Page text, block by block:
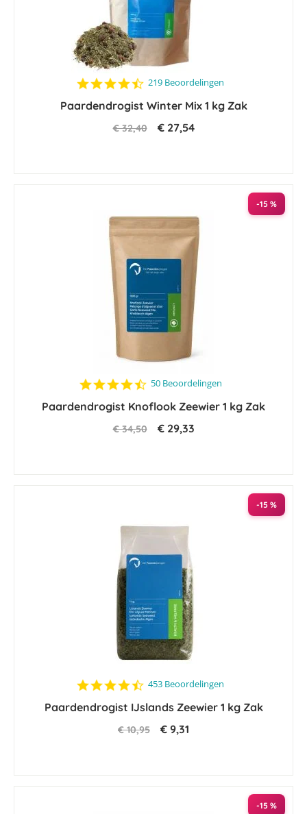
4.5
rating
219 Beoordelingen
Paardendrogist Winter Mix 1 kg Zak
€ 32,40 € 27,54
-15 %
4.6
rating
50 Beoordelingen
Paardendrogist Knoflook Zeewier 1 kg Zak
€ 34,50 € 29,33
-15 %
4.5
rating
453 Beoordelingen
Paardendrogist IJslands Zeewier 1 kg Zak
€ 10,95 € 9,31
-15 %